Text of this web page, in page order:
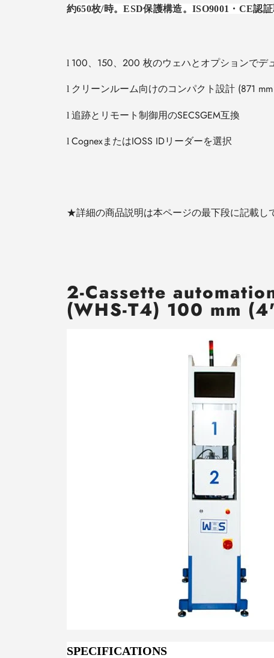
約650枚/時。ESD保護構造。ISO9001 ・ CE認
l 100、 150、 200 枚のウェハとオプションでデ
l クリーンルーム向けのコンパクト設計(871
l 追跡とリモート制御用のSECSGEM互換
l CognexまたはIOSS IDリーダーを選択
★詳細の商品説明は本ページの最下段に記載し
2-Cassette
(WHS-T4) 100 mm
SPECIFICATIONS